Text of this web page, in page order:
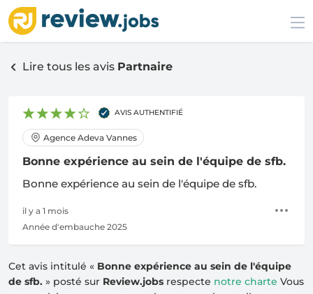
Lire tous les avis Partnaire
AVIS AUTHENTIFIÉ
Agence Adeva Vannes
Bonne expérience au sein de l'équipe de sfb.
Bonne expérience au sein de l'équipe de sfb.
il y a 1 mois
Année d'embauche 2025
Cet avis intitulé « Bonne expérience au sein de l'équipe
de sfb. » posté sur Review.jobs respecte notre charte Vous